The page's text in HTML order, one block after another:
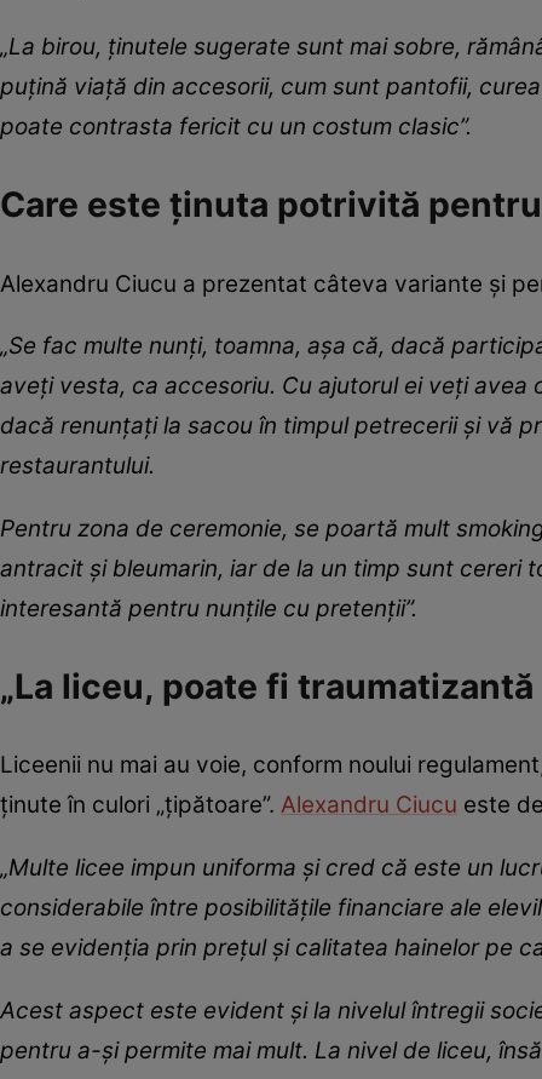
„La birou, ținutele sugerate sunt mai sobre,
puțină viață din accesorii, cum sunt pantofii,
poate contrasta fericit cu un costum clasic”.
Care este ținuta potrivită
Alexandru Ciucu a prezentat câteva variante și
„Se fac multe nunți, toamna, așa că, dacă
aveți vesta, ca accesoriu. Cu ajutorul ei veți
dacă renunțați la sacou în timpul petrecerii și vă
restaurantului.
Pentru zona de ceremonie, se poartă mult
antracit și bleumarin, iar de la un timp sunt cereri
interesantă pentru nunțile cu pretenții”.
„La liceu, poate fi
Liceenii nu mai au voie, conform noului
ținute în culori „țipătoare”. Alexandru Ciucu este
„Multe licee impun uniforma și cred că este un
considerabile între posibilitățile financiare ale
a se evidenția prin prețul și calitatea hainelor pe
Acest aspect este evident și la nivelul întregii
pentru a-și permite mai mult. La nivel de liceu,